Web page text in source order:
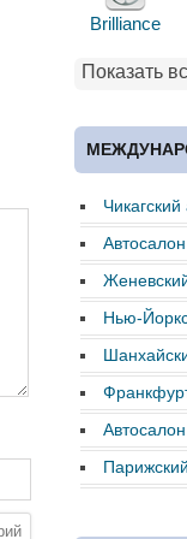
Brilliance
Cadillac
Chrysler
Daewoo
Ferrari
Показать
Нью-